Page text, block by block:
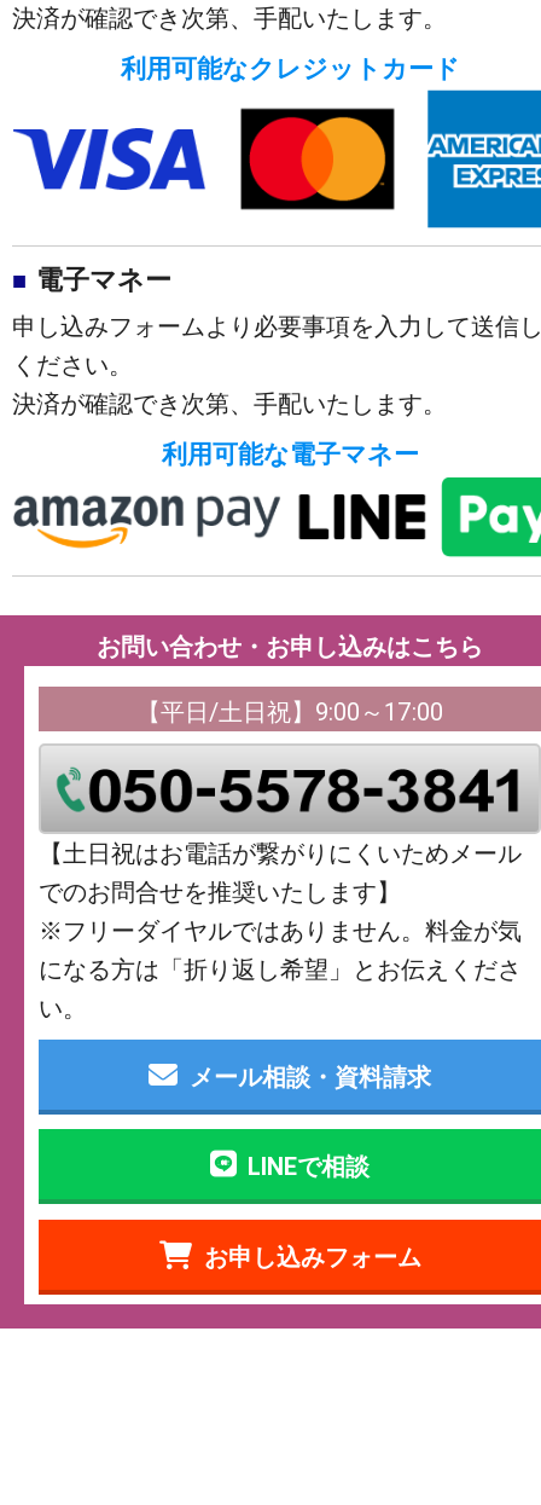
決済が確認でき次第、手配いたします。
利用可能なクレジットカード
電子マネー
申し込みフォームより必要事項を入力して送信
ください。
決済が確認でき次第、手配いたします。
利用可能な電子マネー
お問い合わせ・お申し込みはこちら
【平日/土日祝】9:00～17:00
【土日祝はお電話が繋がりにくいためメール
でのお問合せを推奨いたします】
※フリーダイヤルではありません。料金が気
になる方は「折り返し希望」とお伝えくださ
い。
メール相談・資料請求
LINEで相談
お申し込みフォーム